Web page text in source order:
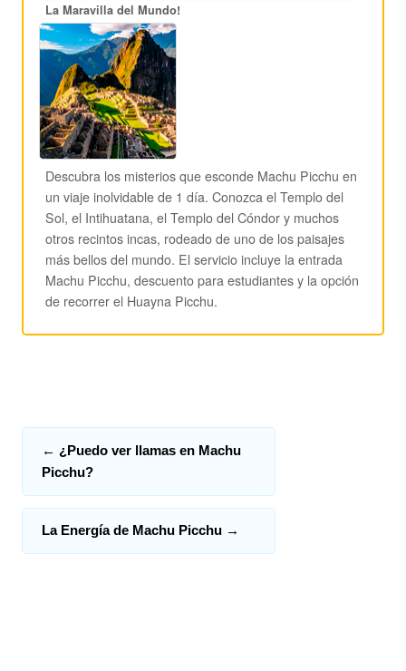
La Maravilla del Mundo!
Descubra los misterios que esconde Machu Picchu en
un viaje inolvidable de 1 día. Conozca el Templo del
Sol, el Intihuatana, el Templo del Cóndor y muchos
otros recintos incas, rodeado de uno de los paisajes
más bellos del mundo. El servicio incluye la entrada
Machu Picchu, descuento para estudiantes y la opción
de recorrer el Huayna Picchu.
← ¿Puedo ver llamas en Machu
Picchu?
La Energía de Machu Picchu →